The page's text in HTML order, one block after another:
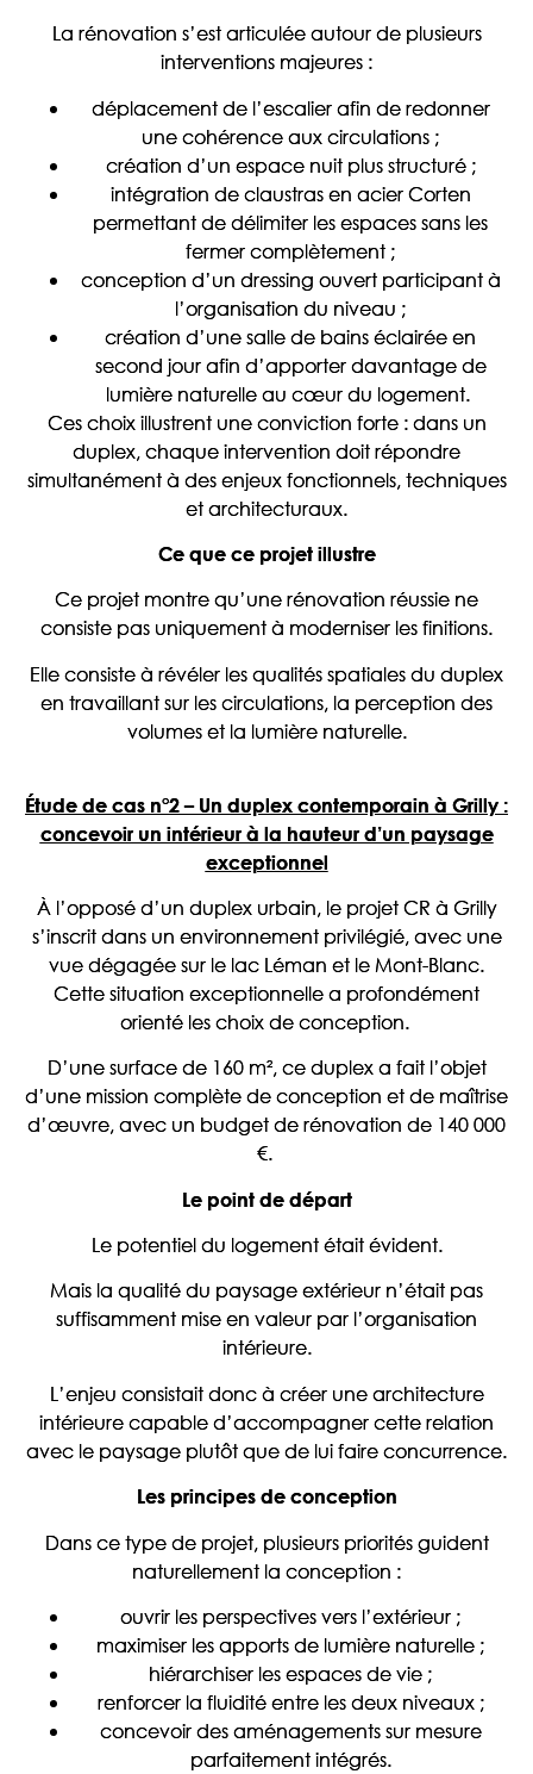
La rénovation s’est articulée autour de plusieurs
interventions majeures :
déplacement de l’escalier afin de redonner
une cohérence aux circulations ;
création d’un espace nuit plus structuré ;
intégration de claustras en acier Corten
permettant de délimiter les espaces sans les
fermer complètement ;
conception d’un dressing ouvert participant à
l’organisation du niveau ;
création d’une salle de bains éclairée en
second jour afin d’apporter davantage de
lumière naturelle au cœur du logement.
Ces choix illustrent une conviction forte : dans un
duplex, chaque intervention doit répondre
simultanément à des enjeux fonctionnels, techniques
et architecturaux.
Ce que ce projet illustre
Ce projet montre qu’une rénovation réussie ne
consiste pas uniquement à moderniser les finitions.
Elle consiste à révéler les qualités spatiales du duplex
en travaillant sur les circulations, la perception des
volumes et la lumière naturelle.
Étude de cas n°2 – Un duplex contemporain à Grilly :
concevoir un intérieur à la hauteur d’un paysage
exceptionnel
À l’opposé d’un duplex urbain, le projet CR à Grilly
s’inscrit dans un environnement privilégié, avec une
vue dégagée sur le lac Léman et le Mont-Blanc.
Cette situation exceptionnelle a profondément
orienté les choix de conception.
D’une surface de 160 m², ce duplex a fait l’objet
d’une mission complète de conception et de maîtrise
d’œuvre, avec un budget de rénovation de 140 000
€.
Le point de départ
Le potentiel du logement était évident.
Mais la qualité du paysage extérieur n’était pas
suffisamment mise en valeur par l’organisation
intérieure.
L’enjeu consistait donc à créer une architecture
intérieure capable d’accompagner cette relation
avec le paysage plutôt que de lui faire concurrence.
Les principes de conception
Dans ce type de projet, plusieurs priorités guident
naturellement la conception :
ouvrir les perspectives vers l’extérieur ;
maximiser les apports de lumière naturelle ;
hiérarchiser les espaces de vie ;
renforcer la fluidité entre les deux niveaux ;
concevoir des aménagements sur mesure
parfaitement intégrés.